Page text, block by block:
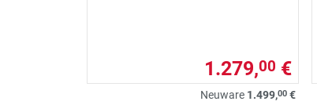
1.279,00 €
Neuware 1.499,00 €